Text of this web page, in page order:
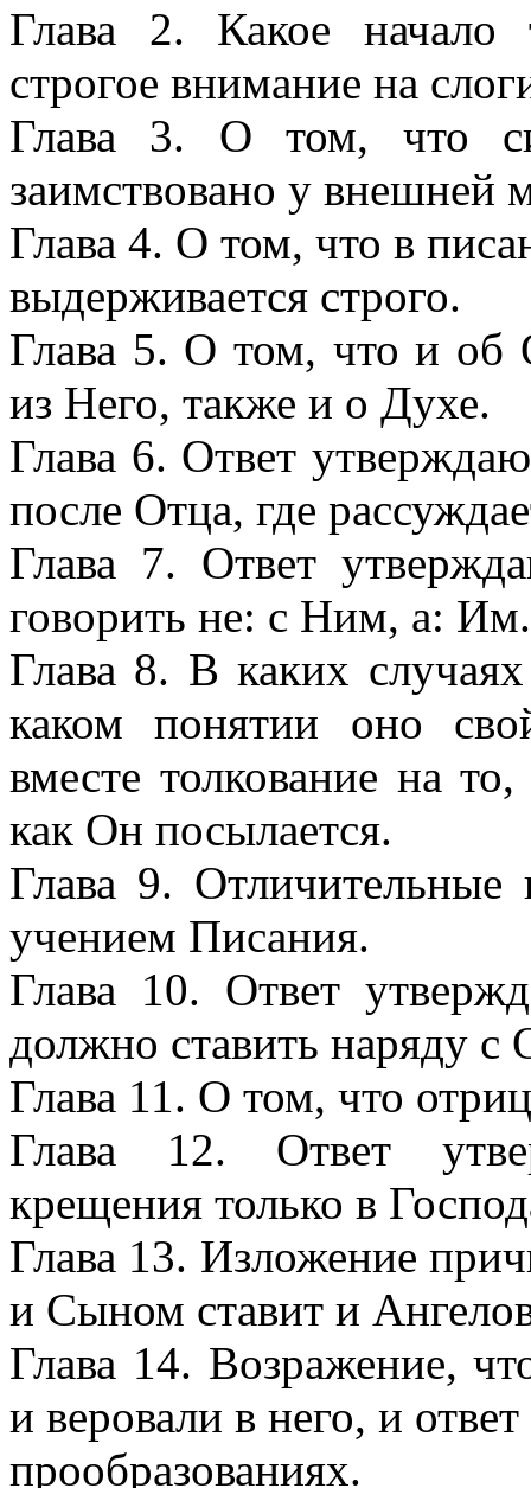
Глава 2. Какое начало
строгое внимание на
Глава 3. О том, что
заимствовано у внешней
Глава 4. О том, что в
выдерживается строго.
Глава 5. О том, что и
из Него, также и о Духе.
Глава 6. Ответ
после Отца, где
Глава 7. Ответ
говорить не: с Ним, а: Им.
Глава 8. В каких
каком понятии оно
вместе толкование на
как Он посылается.
Глава 9.
учением Писания.
Глава 10. Ответ
должно ставить наряду
Глава 11. О том, что
Глава 12. Ответ
крещения только в
Глава 13. Изложение
и Сыном ставит и
Глава 14. Возражение,
и веровали в него, и
прообразованиях.